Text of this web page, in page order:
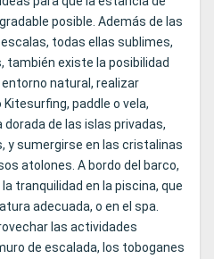
posible. Además de las
todas ellas sublimes,
también existe la posibilidad
natural, realizar
paddle o vela,
de las islas privadas,
y sumergirse en las cristalinas
atolones. A bordo del barco,
tranquilidad en la piscina, que
adecuada, o en el spa.
las actividades
de escalada, los toboganes